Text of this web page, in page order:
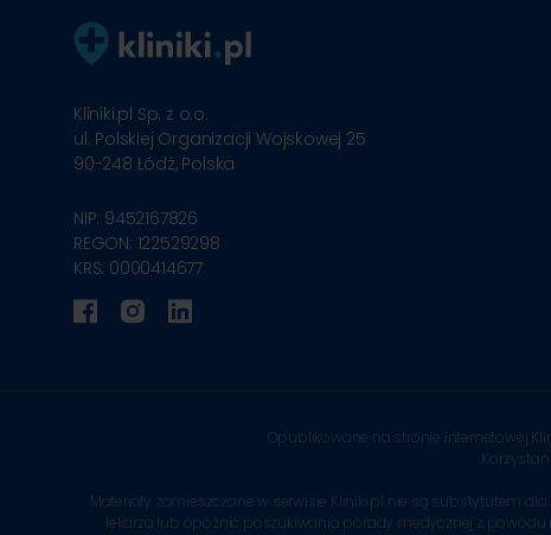
Kliniki.pl Sp. z o.o.
ul. Polskiej Organizacji Wojskowej 25
90-248 Łódź, Polska
NIP: 9452167826
REGON: 122529298
KRS: 0000414677
Opublikowane na stronie internetowej
Materiały zamieszczone w serwisie Kliniki.pl nie są substytutem
lekarza lub opóźnić poszukiwania porady medycznej z powodu